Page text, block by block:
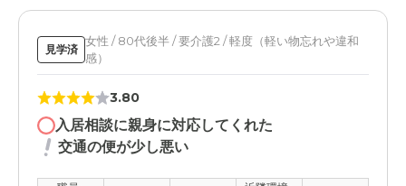
外観・内装・居室・設備について
きれいな建物で清潔感があって、とても良かったです。何
も問題はないかなと思います。
介護医療サービスについて
専門の方なのでこちらとしてはおまかせするだけかなとは
思っているので心配はしてません
見学済
女性 / 80代後半 / 要介護2 / 軽度（軽い物忘れや違和
感）
3.80
入居相談に親身に対応してくれた
交通の便が少し悪い